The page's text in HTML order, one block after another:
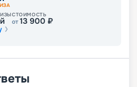
СТОИМОСТЬ
от13 900 ₽